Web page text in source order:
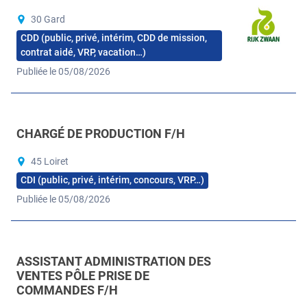
30 Gard
CDD (public, privé, intérim, CDD de mission,
contrat aidé, VRP, vacation…)
Publiée le 05/08/2026
CHARGÉ DE PRODUCTION F/H
45 Loiret
CDI (public, privé, intérim, concours, VRP…)
Publiée le 05/08/2026
ASSISTANT ADMINISTRATION DES
VENTES PÔLE PRISE DE
COMMANDES F/H